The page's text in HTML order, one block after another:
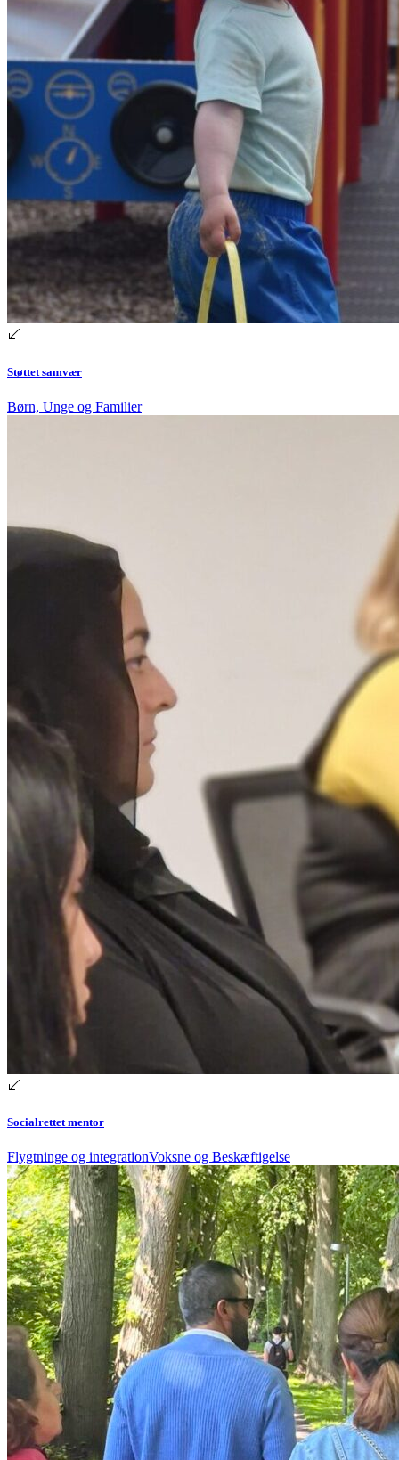
Støttet samvær
Børn, Unge og Familier
Socialrettet mentor
Flygtninge og integrationVoksne og Beskæftigelse